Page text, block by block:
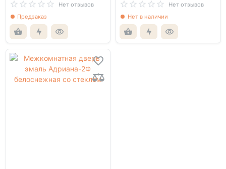
Нет отзывов
Предзаказ
Нет отзывов
Нет в наличии